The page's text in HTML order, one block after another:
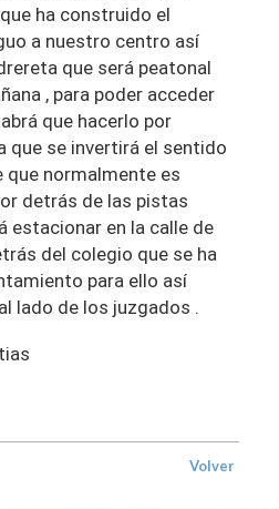
ha construido el
a nuestro centro así
que será peatonal
, para poder acceder
que hacerlo por
que se invertirá el sentido
que normalmente es
detrás de las pistas
estacionar en la calle de
del colegio que se ha
para ello así
lado de los juzgados .
Volver